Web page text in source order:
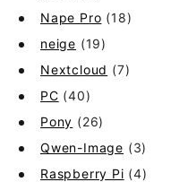
Nape Pro (18)
neige (19)
Nextcloud (7)
PC (40)
Pony (26)
Qwen-Image (3)
Raspberry Pi (4)